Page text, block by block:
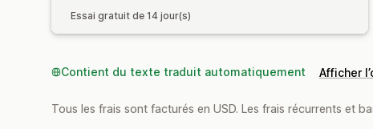
Essai gratuit de 14 jour(s)
Contient du texte traduit automatiquement Afficher
Tous les frais sont facturés en USD. Les frais récurrents et